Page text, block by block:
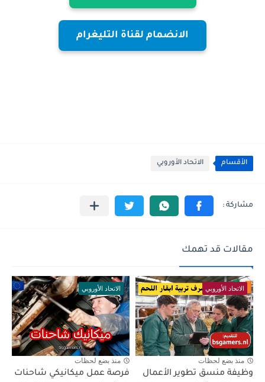
الانضمام لقناة التليغرام
الأقسام الاتحاد الأوروبي
مقالات قد تهمك
الاتحاد الأوروبي
منذ بضع لحظات
وظيفة منسق تطوير الأعمال
الاتحاد الأوروبي
منذ بضع لحظات
فرصة عمل ميكانيكي شاحنات